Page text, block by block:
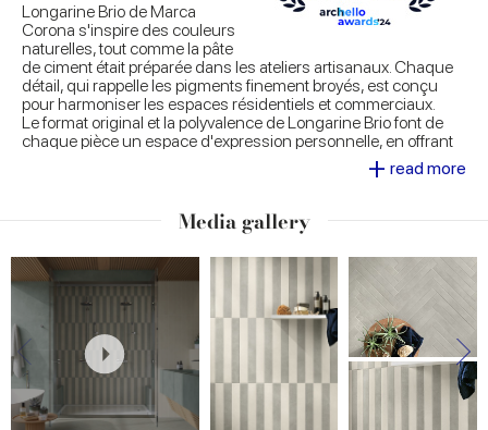
Longarine Brio de Marca
Corona s'inspire des couleurs
naturelles, tout comme la pâte
de ciment était préparée dans les ateliers artisanaux. Chaque
détail, qui rappelle les pigments finement broyés, est conçu
pour harmoniser les espaces résidentiels et commerciaux.
Le format original et la polyvalence de Longarine Brio font de
chaque pièce un espace d'expression personnelle, en offrant
un large choix de motifs de pose, tant au sol qu'au mur, et en
+ read more
Media gallery